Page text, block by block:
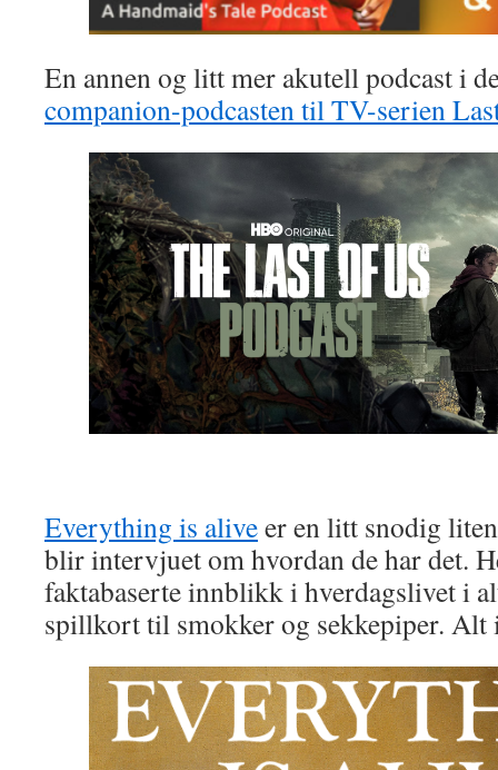
En annen og litt mer akutell podcast i
companion-podcasten til TV-serien
Everything is aliveer en litt snodig
blir intervjuet om hvordan de har det.
faktabaserte innblikk i hverdagslivet i
spillkort til smokker og sekkepiper.